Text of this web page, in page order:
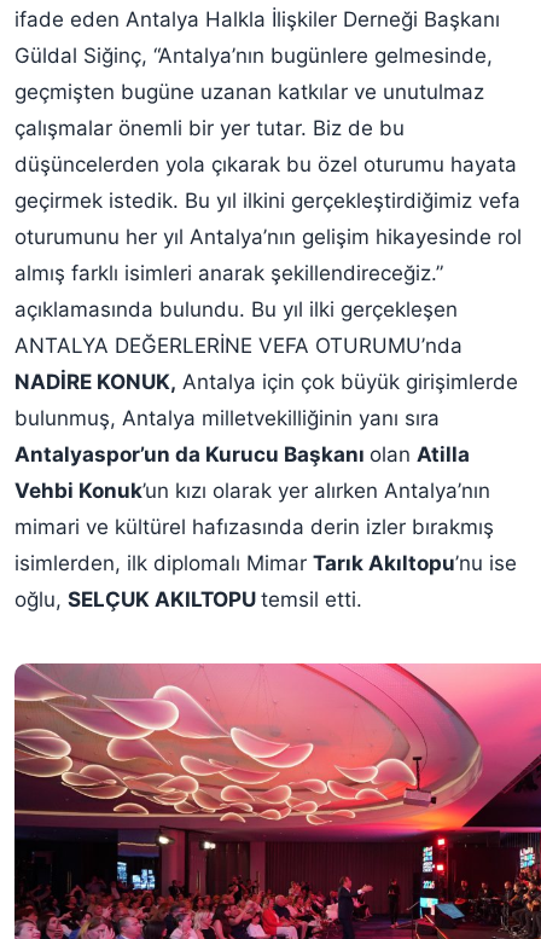
ifade eden Antalya Halkla İlişkiler Derneği Başkanı
Güldal Siğinç, “Antalya’nın bugünlere gelmesinde,
geçmişten bugüne uzanan katkılar ve unutulmaz
çalışmalar önemli bir yer tutar. Biz de bu
düşüncelerden yola çıkarak bu özel oturumu hayata
geçirmek istedik. Bu yıl ilkini gerçekleştirdiğimiz vefa
oturumunu her yıl Antalya’nın gelişim hikayesinde rol
almış farklı isimleri anarak şekillendireceğiz.”
açıklamasında bulundu. Bu yıl ilki gerçekleşen
ANTALYA DEĞERLERİNE VEFA OTURUMU’nda
NADİRE KONUK, Antalya için çok büyük girişimlerde
bulunmuş, Antalya milletvekilliğinin yanı sıra
Antalyaspor’un da Kurucu Başkanı olan Atilla
Vehbi Konuk’un kızı olarak yer alırken Antalya’nın
mimari ve kültürel hafızasında derin izler bırakmış
isimlerden, ilk diplomalı Mimar Tarık Akıltopu’nu ise
oğlu, SELÇUK AKILTOPU temsil etti.